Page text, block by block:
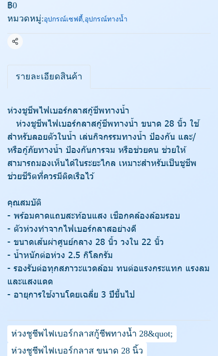
฿0
หมวดหมู่:อุปกรณ์เซฟตี้,อุปกรณ์ทางน้ำ
แชร์
รายละเอียดสินค้า
ห่วงชูชีพไฟเบอร์กลาสกู้ชีพทางน้ำ
ห่วงชูชีพไฟเบอร์กลาสกู้ชีพทางน้ำ ขนาด 28 นิ้ว ใช้
สำหรับลอยตัวในน้ำ เล่นกิจกรรมทางน้ำ ป้องกัน และ/
หรือกู้ภัยทางน้ำ ป้องกันการจม หรือช่วยคน ช่วยให้
สามารถมองเห็นได้ในระยะไกล เหมาะสำหรับเป็นชูชีพ
ช่วยชีวิตที่ควรมีติดเรือไว้
คุณสมบัติ
- พร้อมคาดแถบสะท้อนแสง เชือกคล้องล้อมรอบ
- ตัวห่วงทำจากไฟเบอร์กลาสอย่างดี
- ขนาดเส้นผ่าศูนย์กลาง 28 นิ้ว วงใน 22 นิ้ว
- น้ำหนักต่อห่วง 2.5 กิโลกรัม
- รองรับต่อทุกสภาวะแวดล้อม ทนต่อแรงกระแทก แรงลม
และแสงแดด
- อายุการใช้งานโดยเฉลี่ย 3 ปีขึ้นไป
ห่วงชูชีพไฟเบอร์กลาสกู้ชีพทางน้ำ 28&quot;
ห่วงชูชีพไฟเบอร์กลาส ขนาด 28 นิ้ว